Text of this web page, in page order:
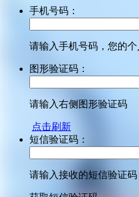
手机号码：
请输入手机号码，您的
图形验证码：
请输入右侧图形验证码
点击刷新
短信验证码：
请输入接收的短信验证码